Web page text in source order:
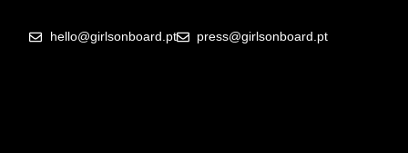
hello@girlsonboard.pt press@girlsonboard.pt